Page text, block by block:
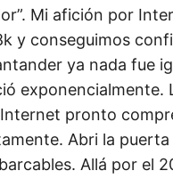
Mi afición por
y conseguimos
ya nada fue
exponencialmente.
pronto
Abri la
Allá por el